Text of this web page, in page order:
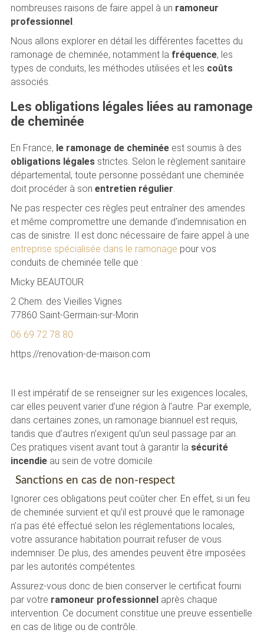
nombreuses raisons de faire appel à un ramoneur
professionnel.
Nous allons explorer en détail les différentes facettes du
ramonage de cheminée, notamment la fréquence, les
types de conduits, les méthodes utilisées et les coûts
associés.
Les obligations légales liées au ramonage
de cheminée
En France, le ramonage de cheminéeest soumis à des
obligations légalesstrictes. Selon le règlement sanitaire
départemental, toute personne possédant une cheminée
doit procéder à son entretien régulier
Ne pas respecter ces règles peut entraîner des amendes
et même compromettre une demande d’indemnisation en
cas de sinistre. Il est donc nécessaire de faire appel à une
entreprise spécialisée dans le ramonage pour vos
conduits de cheminée telle que :
Micky BEAUTOUR
2 Chem. des Vieilles Vignes
77860 Saint-Germain-sur-Morin
06 69 72 78 80
https://renovation-de-maison.com
Il est impératif de se renseigner sur les exigences locales,
car elles peuvent varier d’une région à l’autre. Par exemple,
dans certaines zones, un ramonage biannuel est requis,
tandis que d’autres n’exigent qu’un seul passage par an.
Ces pratiques visent avant tout à garantir la sécurité
incendieau sein de votre domicile.
Sanctions en cas de non-respect
Ignorer ces obligations peut coûter cher. En effet, si un feu
de cheminée survient et qu’il est prouvé que le ramonage
n’a pas été effectué selon les réglementations locales,
votre assurance habitation pourrait refuser de vous
indemniser. De plus, des amendes peuvent être imposées
par les autorités compétentes.
Assurez-vous donc de bien conserver le certificat fourni
par votre ramoneur professionnelaprès chaque
intervention. Ce document constitue une preuve essentielle
en cas de litige ou de contrôle.